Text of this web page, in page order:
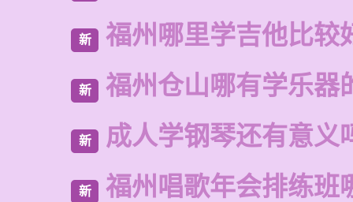
新 福州哪里学吉他比较
新 福州仓山哪有学乐器
新 成人学钢琴还有意义
新 福州唱歌年会排练班